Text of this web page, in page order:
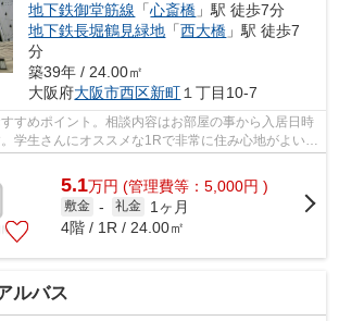
地下鉄御堂筋線 「心斎橋 」駅 徒歩7分
地下鉄長堀鶴見緑地 「西大橋 」駅 徒歩7
分
築39年 / 24.00㎡
大阪府大阪市西区新町１丁目10-7
すすめポイント。相談内容はお部屋の事から入居日時
学生さんにオススメな1Rで非常に住み心地がよいで
5.1万円 (管理費等：5,000円 )
敷金 - 礼金
1ヶ月
4階 / 1R / 24.00㎡
ルバス